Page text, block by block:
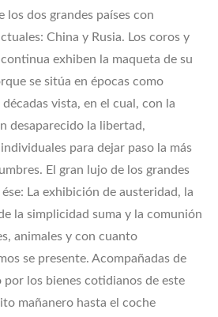
los dos grandes países con
China y Rusia. Los coros y
exhiben la maqueta de su
se sitúa en épocas como
vista, en el cual, con la
desaparecido la libertad,
para dejar paso la más
El gran lujo de los grandes
La exhibición de austeridad, la
la simplicidad suma y la comunión
animales y con cuanto
se presente. Acompañadas de
los bienes cotidianos de este
mañanero hasta el coche